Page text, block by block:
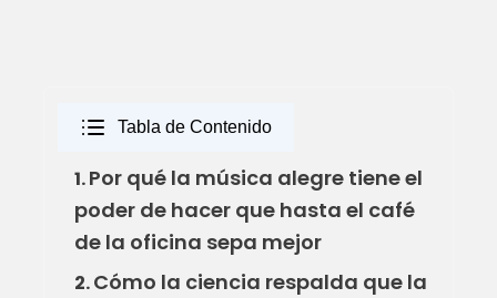
Tabla de Contenido
1.Por qué la música alegre tiene el
poder de hacer que hasta el café
de la oficina sepa mejor
2.Cómo la ciencia respalda que la